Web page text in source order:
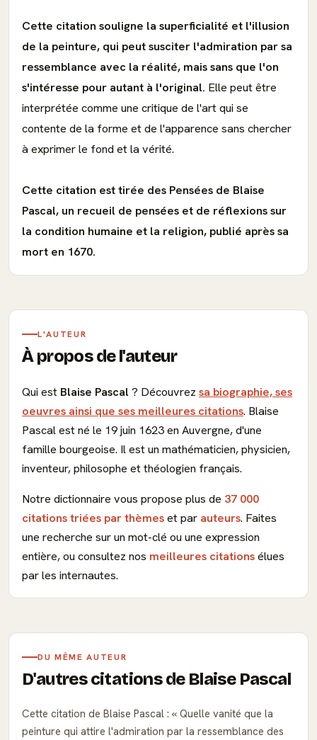
Cette citation souligne la superficialité et l'illusion
de la peinture, qui peut susciter l'admiration par sa
ressemblance avec la réalité, mais sans que l'on
s'intéresse pour autant à l'original. Elle peut être
interprétée comme une critique de l'art qui se
contente de la forme et de l'apparence sans chercher
à exprimer le fond et la vérité.
Cette citation est tirée des Pensées de Blaise
Pascal, un recueil de pensées et de réflexions sur
la condition humaine et la religion, publié après sa
mort en 1670.
L'AUTEUR
À propos de l'auteur
Qui est Blaise Pascal ? Découvrez sa biographie, ses
oeuvres ainsi que ses meilleures citations. Blaise
Pascal est né le 19 juin 1623 en Auvergne, d'une
famille bourgeoise. Il est un mathématicien, physicien,
inventeur, philosophe et théologien français.
Notre dictionnaire vous propose plus de 37 000
citations triées par thèmeset par auteurs. Faites
une recherche sur un mot-clé ou une expression
entière, ou consultez nos meilleures citationsélues
par les internautes.
DU MÊME AUTEUR
D'autres citations de Blaise Pascal
Cette citation de Blaise Pascal :
Quelle vanité que la
peinture qui attire l'admiration par la ressemblance des